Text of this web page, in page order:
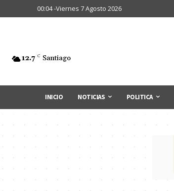
00:04 -Viernes 7 Agosto 2026
12.7 C Santiago
INICIO NOTICIAS POLITICA